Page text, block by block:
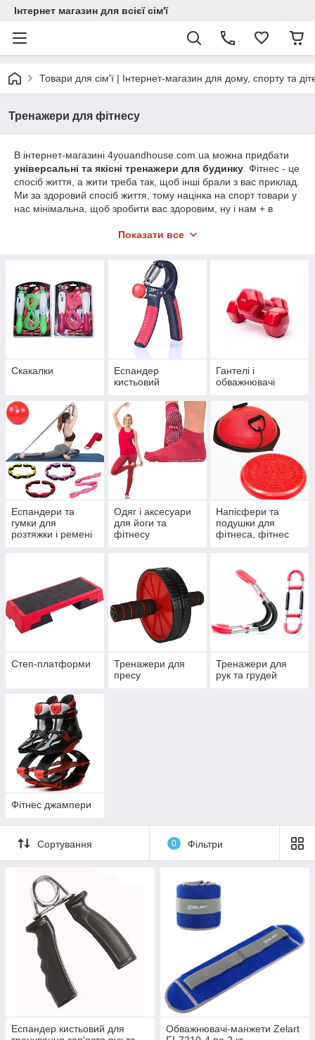
Інтернет магазин для всієї сім'ї
Товари для сім'ї | Інтернет-магазин для дому, спорту та
Тренажери для фітнесу
В інтернет-магазині 4youandhouse.com.ua можна придбати
універсальні та якісні тренажери для будинку . Фітнес - це
спосіб життя, а жити треба так, щоб інші брали з вас приклад.
Ми за здоровий спосіб життя, тому націнка на спорт товари у
нас мінімальна, щоб зробити вас здоровим, ну і нам + в
, адже мипрацюємо на пряму і самі є
дошка для віджимань для сильних грудних м'язів, або ж диск
здоров'я для тонкої талії, тут є все - для активних тренувань.
Якщо у вас є питання, наш менеджер з
задоволенням допоможе зробити правильний
вибір.
Телефонуйте:
063 308 5300
Показати все
Скакалки
Еспандер
кистьовий
Гантелі і
обважнювачі
Еспандери та
гумки для
розтяжки і ремені
Одяг і аксесуари
для йоги та
фітнесу
Напісфери та
подушки для
фітнеса, фітнес
Степ-платформи
Тренажери для
пресу
Тренажери для
рук та грудей
Фітнес джампери
Сортування 0 Фільтри
Еспандер кистьовий для
Обважнювачі-манжети Zelart